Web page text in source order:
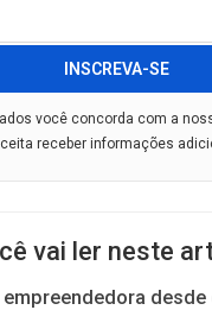
INSCREVA-SE
você concorda com a
receber informações
vai ler neste
empreendedora desde